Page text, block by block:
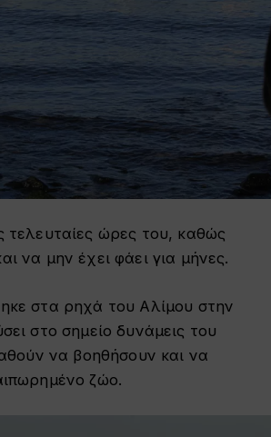
ώρες του, καθώς
να μην έχει φάει για μήνες.
στα ρηχά του Αλίμου στην
στο σημείο δυνάμεις του
να βοηθήσουν και να
ζώο.